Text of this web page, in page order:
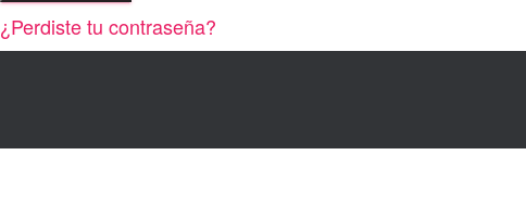
¿Perdiste tu contraseña?